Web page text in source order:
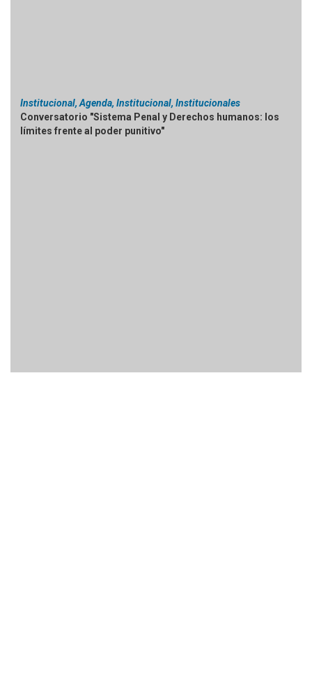
Institucional, Agenda, Institucional, Institucionales
Conversatorio "Sistema Penal y Derechos humanos: los
límites frente al poder punitivo"